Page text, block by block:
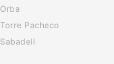
Orba
Torre Pacheco
Sabadell